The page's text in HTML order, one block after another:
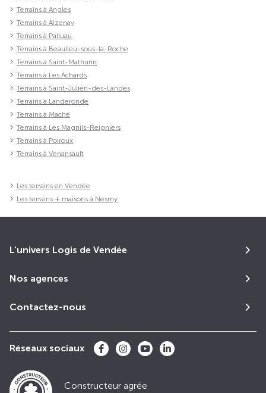
Terrains à Angles
Terrains à Aizenay
Terrains à Palluau
Terrains à Beaulieu-sous-la-Roche
Terrains à Saint-Mathurin
Terrains à Les Achards
Terrains à Saint-Julien-des-Landes
Terrains à Landeronde
Terrains à Maché
Terrains à Les Magnils-Reigniers
Terrains à Poiroux
Terrains à Venansault
Les terrains en Vendée
Les terrains + maisons à Nesmy
L'univers Logis de Vendée
Nos agences
Contactez-nous
Réseaux sociaux
Constructeur agrée